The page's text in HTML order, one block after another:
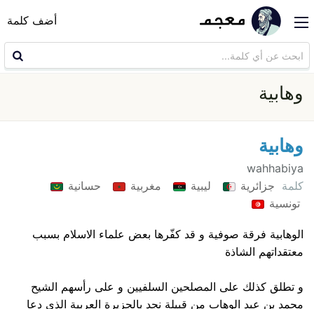
أضف كلمة
وهابية
وهابية
wahhabiya
كلمة جزائرية ليبية مغربية
حسانية
تونسية
الوهابية فرقة صوفية و قد كفّرها بعض علماء الاسلام بسبب
معتقداتهم الشاذة
و تطلق كذلك على المصلحين السلفيين و على رأسهم الشيح
محمد بن عبد الوهاب من قبيلة نجد بالجزيرة العربية الذي دعا